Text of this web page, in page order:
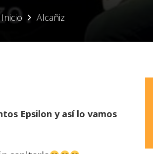
Inicio Alcañiz
Epsilon y así lo vamos